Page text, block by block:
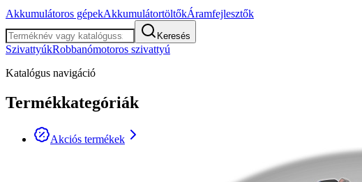
Akkumulátoros gépekAkkumulátortöltőkÁramfejlesztők
Keresés
SzivattyúkRobbanómotoros szivattyú
Katalógus navigáció
Termékkategóriák
Akciós termékek